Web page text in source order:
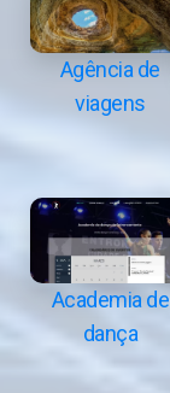
Agência de
viagens
Academia de
dança